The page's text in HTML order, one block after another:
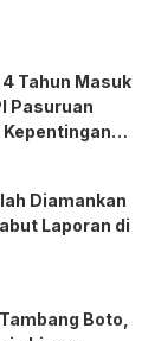
Tahun Masuk
Pasuruan
Diamankan
Laporan di
Boto,